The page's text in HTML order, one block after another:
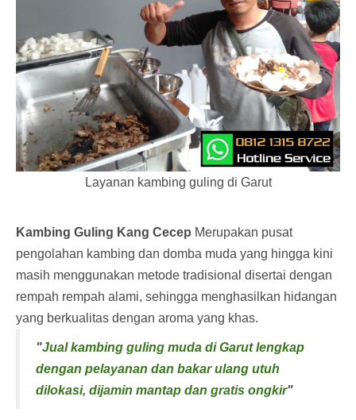
Layanan kambing guling di Garut
Kambing Guling Kang Cecep Merupakan pusat
pengolahan kambing dan domba muda yang hingga kini
masih menggunakan metode tradisional disertai dengan
rempah rempah alami, sehingga menghasilkan hidangan
yang berkualitas dengan aroma yang khas.
"Jual kambing guling muda di Garut lengkap
dengan pelayanan dan bakar ulang utuh
dilokasi, dijamin mantap dan gratis ongkir"